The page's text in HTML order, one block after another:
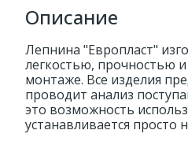
Описание
Лепнина "Европласт"
легкостью, прочностью
монтаже. Все изделия
проводит анализ
это возможность
устанавливается просто